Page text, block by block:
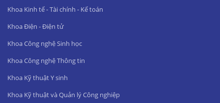
Khoa Kinh tế - Tài chính - Kế toán
Khoa Điện - Điện tử
Khoa Công nghệ Sinh học
Khoa Công nghệ Thông tin
Khoa Kỹ thuật Y sinh
Khoa Kỹ thuật và Quản lý Công nghiệp